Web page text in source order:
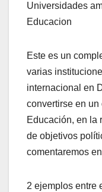
Universidades
Educacion
Este es un
varias
internacional en
convertirse en
Educación, en la
de objetivos
comentaremos
2 ejemplos entre